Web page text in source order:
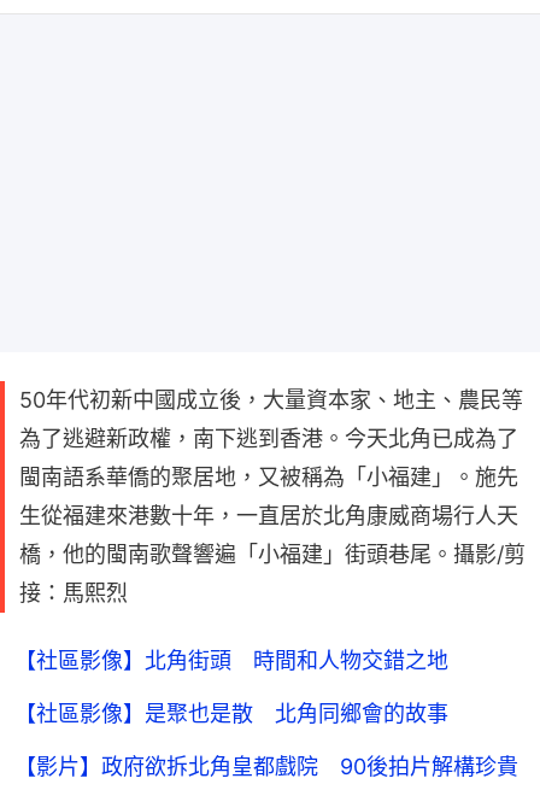
50年代初新中國成立後，大量資本家、地主、農民等
為了逃避新政權，南下逃到香港。今天北角已成為了
閩南語系華僑的聚居地，又被稱為「小福建」。施先
生從福建來港數十年，一直居於北角康威商場行人天
橋，他的閩南歌聲響遍「小福建」街頭巷尾。攝影/剪
接：馬熙烈
【社區影像】北角街頭 時間和人物交錯之地
【社區影像】是聚也是散 北角同鄉會的故事
【影片】政府欲拆北角皇都戲院 90後拍片解構珍貴